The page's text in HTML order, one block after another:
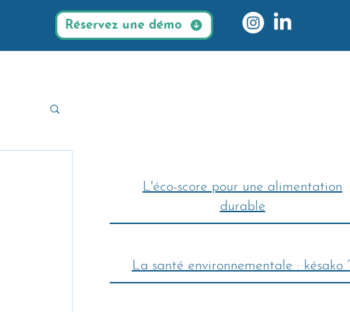
Réservez une démo
L'éco-score pour une alimentation
durable
La santé environnementale : késako